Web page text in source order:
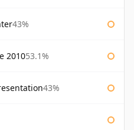
43%
201053.1%
43%